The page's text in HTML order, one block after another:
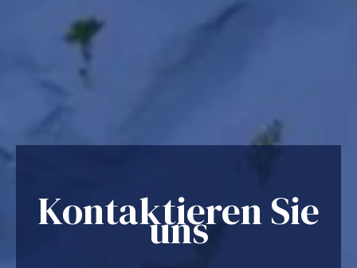
Kontaktieren Sie
uns